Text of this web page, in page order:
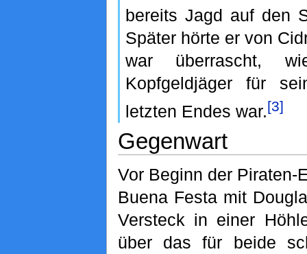
bereits Jagd auf den
Später hörte er von
war überrascht,
Kopfgeldjäger für
letzten Endes war.[3]
Gegenwart
Vor Beginn der Piraten-
Buena Festa mit
Versteck in einer
über das für beide